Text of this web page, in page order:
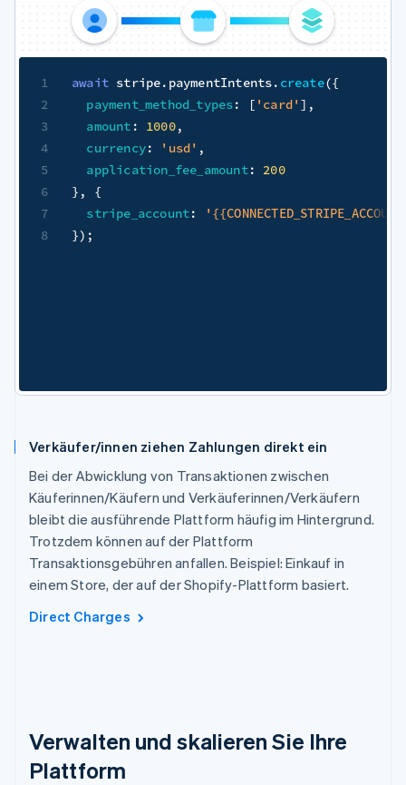
Verkäufer/innen ziehen Zahlungen direkt ein
Bei der Abwicklung von Transaktionen zwischen
Käuferinnen/Käufern und Verkäuferinnen/Verkäufern
bleibt die ausführende Plattform häufig im Hintergrund.
Trotzdem können auf der Plattform
Transaktionsgebühren anfallen. Beispiel: Einkauf in
einem Store, der auf der Shopify-Plattform basiert.
Direct Charges
1
2
3
4
5
6
7
8
await stripe. paymentIntents. create({
payment_method_types: [ 'card' ] ,
amount : 1000,
currency: 'usd' ,
application_fee_amount:
200
} ,
{
stripe_account:
}) ;
Verwalten und skalieren Sie Ihre
Plattform